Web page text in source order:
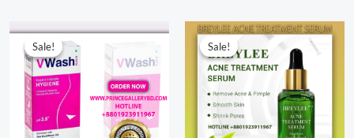
Sale!
Sale!
price
was:
750.00৳ .
550.00৳ .
Sale!
Sale!
Original
price
was:
500.00৳ .
Current
price
is:
380.00৳ .